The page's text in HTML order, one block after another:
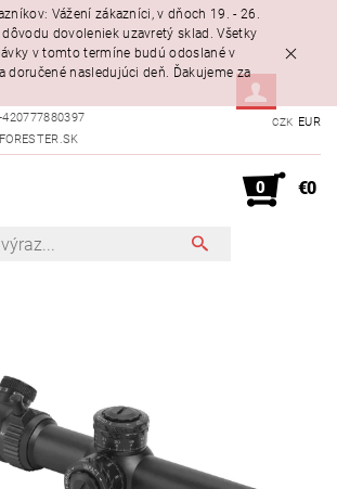
Vážení zákazníci, v dňoch 19. - 26.
dovoleniek uzavretý sklad. Všetky
v tomto termíne budú odoslané v
doručené nasledujúci deň. Ďakujeme za
CZK EUR
0 €0